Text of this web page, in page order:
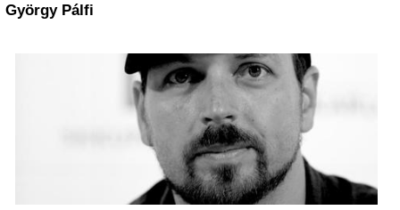
György Pálfi